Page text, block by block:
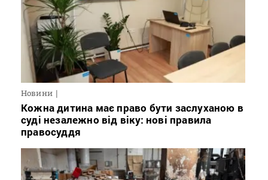
Новини
Кожна дитина має право бути заслуханою в
суді незалежно від віку: нові правила
правосуддя